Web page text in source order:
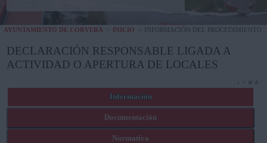
AYUDA
AYUNTAMIENTO DE CORVERA INICIO INFORMACIÓN DEL PROCEDIMIENTO
DECLARACIÓN RESPONSABLE LIGADA A
ACTIVIDAD O APERTURA DE LOCALES
Información
Documentación
Normativa